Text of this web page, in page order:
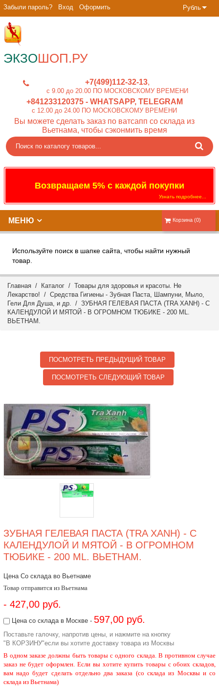
Рубль
Забыли пароль? Вход Оформить
ЭКЗОШОП.РУ
+7(499)112-32-13
c 9.00 до 20.00 ПО МОСКОВСКОМУ ВРЕМЕНИ
+841233120375- WHATSAPP, TELEGRAM
c 12.00 до 24.00 ПО МОСКОВСКОМУ ВРЕМЕНИ
Вы можете сделать заказ по ватсапп со склада из
Вьетнама, чтобы сэконмить время
Возвращаем 5% с каждой покупки
Узнать подробнее...
Корзина (0)
МЕНЮ
Используйте поиск в шапке сайта, чтобы найти нужный
товар.
Главная / Каталог / Товары для здоровья и красоты. Не
Лекарство! / Средства Гигиены - Зубная Паста, Шампуни, Мыло,
Гели Для Душа, и др. / ЗУБНАЯ ГЕЛЕВАЯ ПАСТА (TRA XANH) - С
КАЛЕНДУЛОЙ И МЯТОЙ - В ОГРОМНОМ ТЮБИКЕ - 200 ML.
ВЬЕТНАМ.
ПОСМОТРЕТЬ ПРЕДЫДУЩИЙ ТОВАР
ПОСМОТРЕТЬ СЛЕДУЮЩИЙ ТОВАР
ЗУБНАЯ ГЕЛЕВАЯ ПАСТА (TRA XANH) - С
КАЛЕНДУЛОЙ И МЯТОЙ - В ОГРОМНОМ
ТЮБИКЕ - 200 ML. ВЬЕТНАМ.
Цена Со склада во Вьетнаме
Товар отправится из Вьетнама
- 427,00 руб.
Цена со склада в Москве - 597,00 руб.
Поставьте галочку, напротив цены, и нажмите на кнопку
"В КОРЗИНУ"если вы хотите доставку товара из Москвы
В одном заказе должны быть товары с одного склада. В противном случае
заказ не будет оформлен. Если вы хотите купить товары с обоих складов,
вам надо будет сделать отдельно два заказа (со склада из Москвы и со
склада из Вьетнама)